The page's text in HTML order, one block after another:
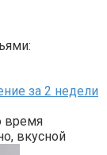
за 2 недели
время
вкусной